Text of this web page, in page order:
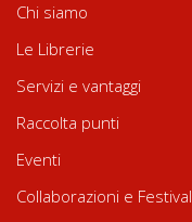
Chi siamo
Le Librerie
Servizi e vantaggi
Raccolta punti
Eventi
Collaborazioni e Festival